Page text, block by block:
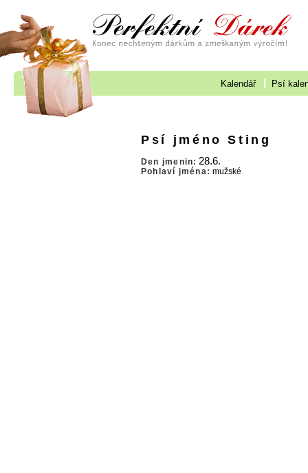
Kalendář Psí
Psí jméno Sting
Den jmenin: 28.6.
Pohlaví jména: mužské